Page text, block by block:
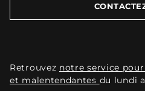
Retrouvez notre service
et malentendantes du lundi